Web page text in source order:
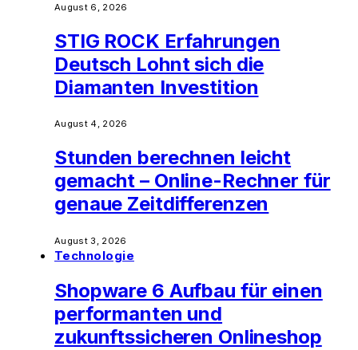
August 6, 2026
STIG ROCK Erfahrungen
Deutsch Lohnt sich die
Diamanten Investition
August 4, 2026
Stunden berechnen leicht
gemacht – Online-Rechner für
genaue Zeitdifferenzen
August 3, 2026
Technologie
Shopware 6 Aufbau für einen
performanten und
zukunftssicheren Onlineshop